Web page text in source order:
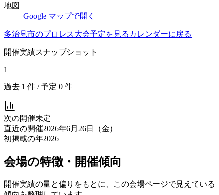
地図
Google マップで開く
多治見市のプロレス大会予定を見る カレンダーに戻る
開催実績スナップショット
1
過去 1 件 / 予定 0 件
次の開催未定
直近の開催2026年6月26日（金）
初掲載の年2026
会場の特徴・開催傾向
開催実績の量と偏りをもとに、この会場ページで見えている